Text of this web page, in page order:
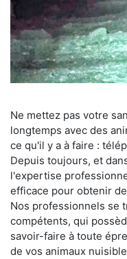
Ne mettez pas votre
longtemps avec des
ce qu'il y a à faire :
Depuis toujours, et
l'expertise
efficace pour obtenir
Nos professionnels se
compétents, qui
savoir-faire à toute
de vos animaux